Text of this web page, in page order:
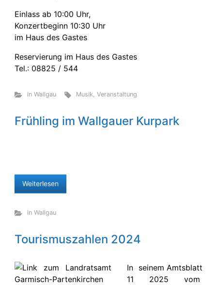
Einlass ab 10:00 Uhr,
Konzertbeginn 10:30 Uhr
im Haus des Gastes
Reservierung im Haus des Gastes
Tel.: 08825 / 544
in Wallgau Musik,Veranstaltung
Frühling im Wallgauer Kurpark
Weiterlesen
in Wallgau
Tourismuszahlen 2024
In seinem Amtsblatt
11 2025 vom